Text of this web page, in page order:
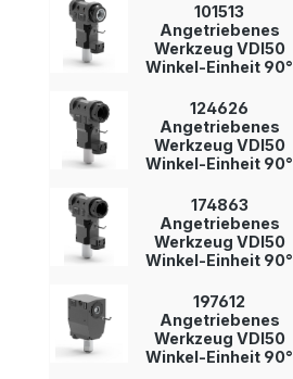
101513
Angetriebenes
Werkzeug VDI50
Winkel-Einheit 90°
124626
Angetriebenes
Werkzeug VDI50
Winkel-Einheit 90°
174863
Angetriebenes
Werkzeug VDI50
Winkel-Einheit 90°
197612
Angetriebenes
Werkzeug VDI50
Winkel-Einheit 90°